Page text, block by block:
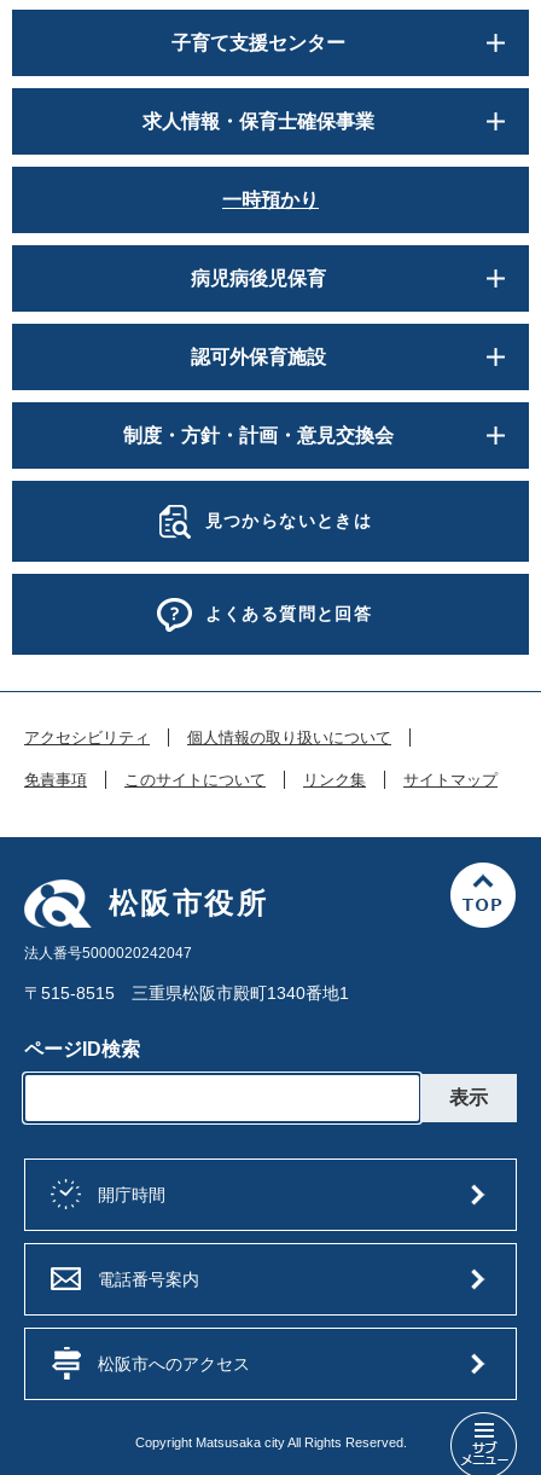
保
子育て支援センター
求人情報・保育士確保事業
一時預かり
病児病後児保育
認可外保育施設
制度・方針・計画・意見交換会
見つからないときは
よくある質問と回答
アクセシビリティ 個人情報の取り扱いについて
免責事項 このサイトについて リンク集 サイトマップ
松阪市役所
法人番号5000020242047
〒515-8515 三重県松阪市殿町1340番地1
ページID検索
開庁時間
電話番号案内
松阪市へのアクセス
Copyright Matsusaka city All Rights Reserved.